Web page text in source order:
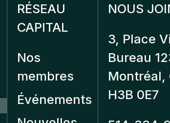
RÉSEAU
CAPITAL
Nos
membres
Événements
NOUS
3, Place
Bureau
Montréal,
H3B 0E7